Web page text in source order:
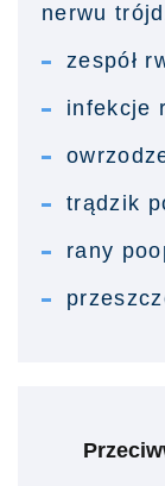
nerwu
zespół
infekcje
trądzik
rany